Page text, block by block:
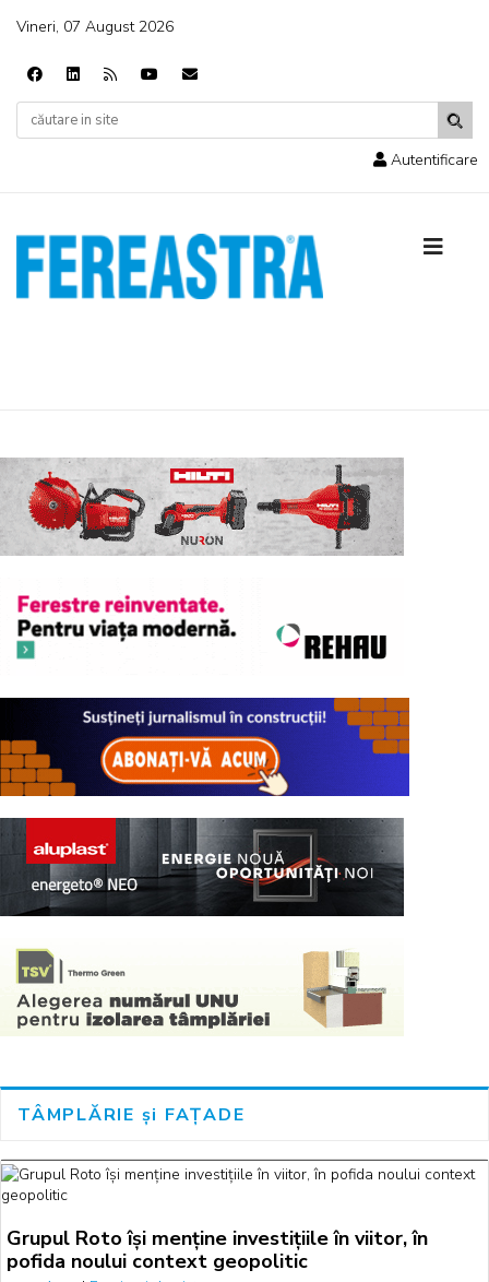
Vineri, 07 August 2026
Autentificare
TÂMPLĂRIE și FAȚADE
Grupul Roto își menține investițiile în viitor, în
pofida noului context geopolitic